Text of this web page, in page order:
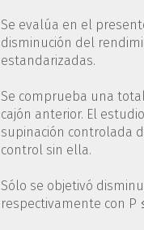
Se evalúa en el
disminución del
estandarizadas.
Se comprueba una
cajón anterior. El
supinación controlada
control sin ella.
Sólo se objetivó
respectivamente con P